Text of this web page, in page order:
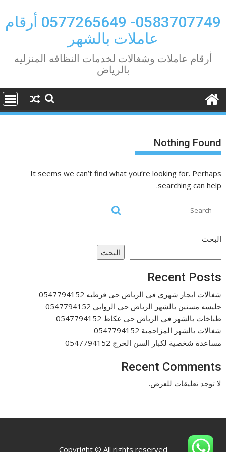
to
content
0583707749- 0577265649 أرقام
عاملات بالشهر
أرقام عاملات وشغالات لخدمات النظافه المنزليه
بالرياض
Nothing Found
It seems we can’t find what you’re looking for. Perhaps
searching can help.
البحث
البحث
Recent Posts
شغالات ايجار شهري في الرياض حى قرطبه 0547794152
جليسه مسنين بالشهر الرياض حي الروابي 0547794152
طباخات بالشهر في الرياض حى عكاظ 0547794152
شغالات بالشهر المزاحمية 0547794152
مساعدة شخصية لكبار السن الخرج 0547794152
Recent Comments
لا توجد تعليقات للعرض.
Copyright © All rights reserved